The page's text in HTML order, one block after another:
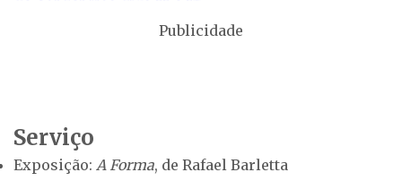
Publicidade
Serviço
Exposição: A Forma, de Rafael Barletta